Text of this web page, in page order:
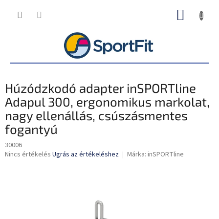
KOSÁR
Húzódzkodó adapter inSPORTline
Adapul 300, ergonomikus markolat,
nagy ellenállás, csúszásmentes
fogantyú
30006
A
Nincs értékelés Ugrás az értékeléshez Márka: inSPORTline